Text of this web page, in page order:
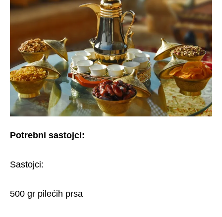
Potrebni sastojci:
Sastojci:
500 gr pilećih prsa